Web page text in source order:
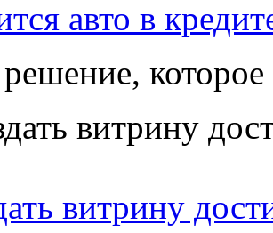
авто в
витрину